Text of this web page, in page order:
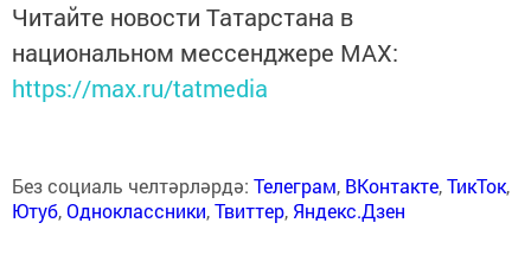
Читайте новости Татарстана в
национальном мессенджере MАХ:
https://max.ru/tatmedia
Без социаль челтәрләрдә: Телеграм, ВКонтакте,ТикТок,
Ютуб,Одноклассники,Твиттер, Яндекс.Дзен